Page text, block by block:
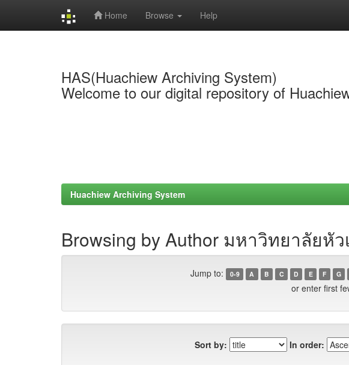
Home Browse Help
HAS(Huachiew Archiving System)
Welcome to our digital repository of
Huachiew Archiving System
Browsing by Author มหาวิทยาลัยหั
Jump to: 0-9 A B C D E F G
or enter first
Sort by: In order: